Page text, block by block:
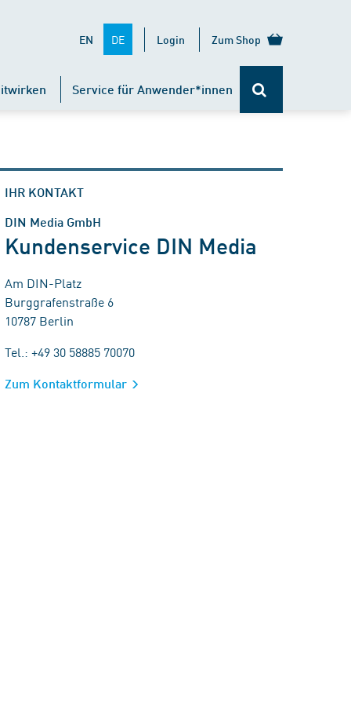
EN DE Login Zum Shop
Service für Anwender*innen
IHR KONTAKT
DIN Media GmbH
Kundenservice DIN Media
Am DIN-Platz
Burggrafenstraße 6
10787 Berlin
Tel.: +49 30 58885 70070
Zum Kontaktformular